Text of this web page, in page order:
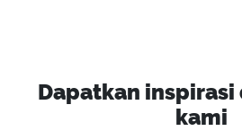
Dapatkan
kami